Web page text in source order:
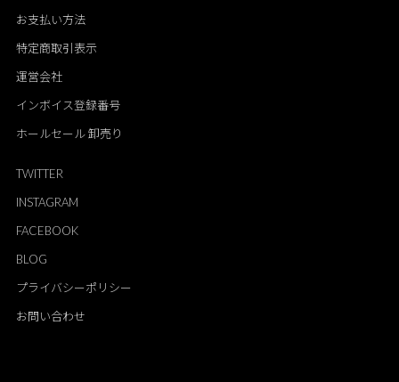
お支払い方法
特定商取引表示
運営会社
インボイス登録番号
ホールセール 卸売り
TWITTER
INSTAGRAM
FACEBOOK
BLOG
プライバシーポリシー
お問い合わせ